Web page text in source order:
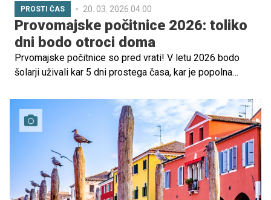
PROSTI ČAS 20. 03. 2026 04.00
Provomajske počitnice 2026: toliko
dni bodo otroci doma
Prvomajske počitnice so pred vrati! V letu 2026 bodo
šolarji uživali kar 5 dni prostega časa, kar je popolna
smehom in nepozabnimi trenutki. Za vas smo pripravili
tudi nabor idej, kam se lahko odpravite.